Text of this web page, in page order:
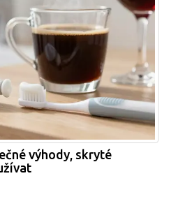
výhody, skryté